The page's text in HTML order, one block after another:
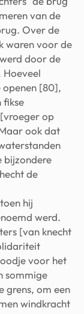
van de
Over de
waren voor de
door de
openen [80],
fikse
op
ook dat
bijzondere
de
hij
werd.
[van knecht
voor het
sommige
grens, om een
windkracht